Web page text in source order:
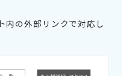
内の外部リンクで対応し